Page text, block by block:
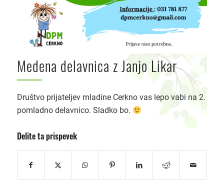
Medena delavnica z Janjo Likar
Društvo prijateljev mladine Cerkno vas lepo vabi na 2.
pomladno delavnico. Sladko bo.
Delite ta prispevek